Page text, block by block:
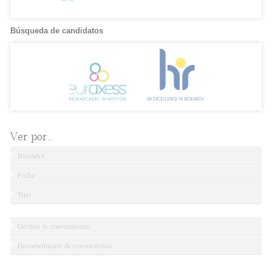
Búsqueda de candidatos
Ver por...
Buscador
Fecha
Tipo
Gestión de convocatorias
Documentación de convocatorias